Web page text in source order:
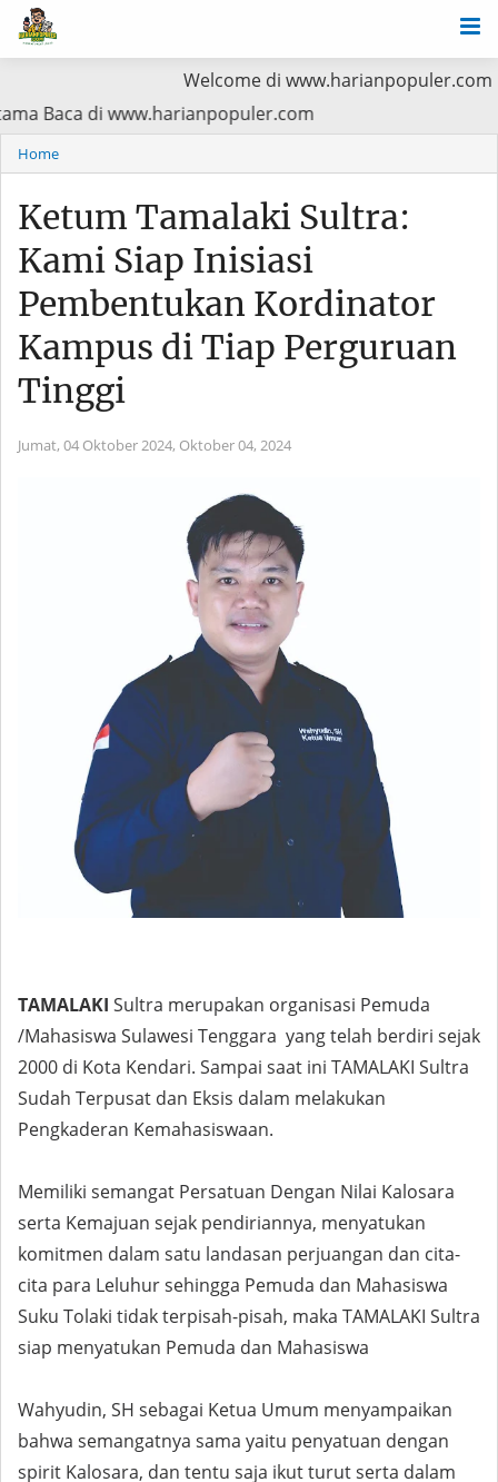
Welcome di www.harianpopuler.com
Utama Baca di www.harianpopuler.com
Home
Ketum Tamalaki Sultra:
Kami Siap Inisiasi
Pembentukan Kordinator
Kampus di Tiap Perguruan
Tinggi
Jumat, 04 Oktober 2024, Oktober 04, 2024
TAMALAKI Sultra merupakan organisasi Pemuda
/Mahasiswa Sulawesi Tenggara yang telah berdiri sejak
2000 di Kota Kendari. Sampai saat ini TAMALAKI Sultra
Sudah Terpusat dan Eksis dalam melakukan
Pengkaderan Kemahasiswaan.
Memiliki semangat Persatuan Dengan Nilai Kalosara
serta Kemajuan sejak pendiriannya, menyatukan
komitmen dalam satu landasan perjuangan dan cita-
cita para Leluhur sehingga Pemuda dan Mahasiswa
Suku Tolaki tidak terpisah-pisah, maka TAMALAKI Sultra
siap menyatukan Pemuda dan Mahasiswa
Wahyudin, SH sebagai Ketua Umum menyampaikan
bahwa semangatnya sama yaitu penyatuan dengan
spirit Kalosara, dan tentu saja ikut turut serta dalam